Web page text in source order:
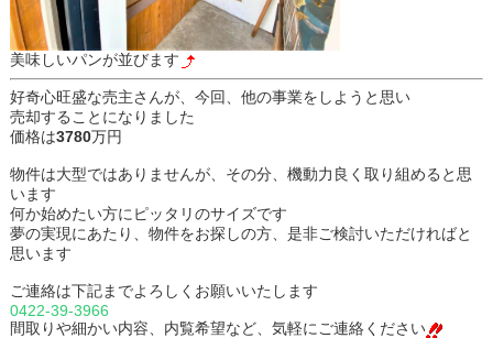
美味しいパンが並びます
好奇心旺盛な売主さんが、今回、他の事業をしようと思い
売却することになりました
価格は3780万円
物件は大型ではありませんが、その分、機動力良く取り組めると思
います
何か始めたい方にピッタリのサイズです
夢の実現にあたり、物件をお探しの方、是非ご検討いただければと
思います
ご連絡は下記までよろしくお願いいたします
0422-39-3966
間取りや細かい内容、内覧希望など、気軽にご連絡ください